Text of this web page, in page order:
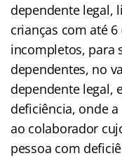
dependente legal,
crianças com até
incompletos, para
dependentes, no
dependente legal,
deficiência, onde
ao colaborador
pessoa com